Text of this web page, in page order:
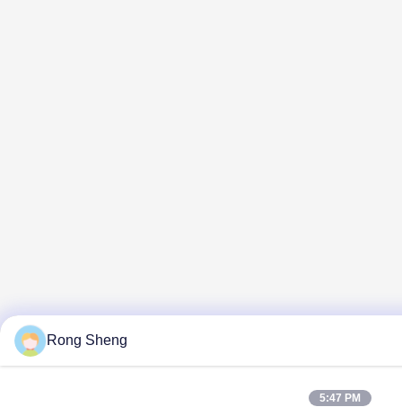
Rong Sheng
5:47 PM